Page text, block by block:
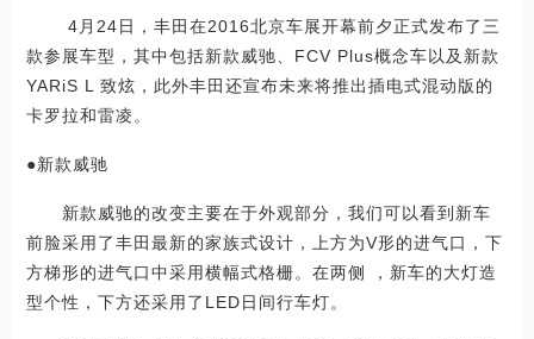
4月24日，丰田在2016北京车展开幕前夕正式发布了三
款参展车型，其中包括新款威驰、FCV Plus概念车以及新款
YARiS L 致炫，此外丰田还宣布未来将推出插电式混动版的
卡罗拉和雷凌。
●新款威驰
新款威驰的改变主要在于外观部分，我们可以看到新车
前脸采用了丰田最新的家族式设计，上方为V形的进气口，下
方梯形的进气口中采用横幅式格栅。在两侧 ，新车的大灯造
型个性，下方还采用了LED日间行车灯。